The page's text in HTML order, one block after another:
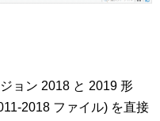
ョン 2018 と 2019 形
2018 ファイル) を直接